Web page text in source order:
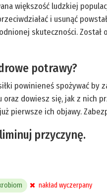
większość ludzkiej
i usunąć
skuteczności.
potrawy?
powinieneś spożywać
dowiesz się, jak z nich
pierwsze ich objawy.
przyczynę.
nakład wyczerpany